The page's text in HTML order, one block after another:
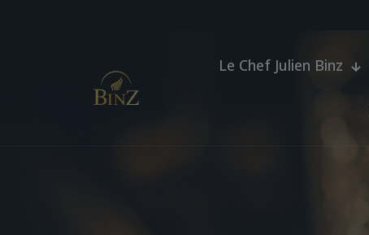
Le Chef Julien Binz